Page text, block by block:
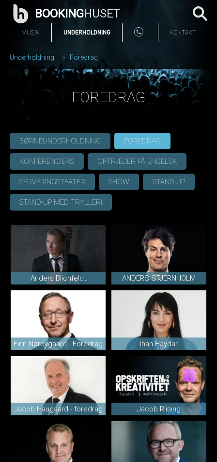
BOOKINGHUSET
MUSIK UNDERHOLDNING KONTAKT
Underholdning Foredrag
FOREDRAG
BØRNEUNDERHOLDNING FOREDRAG
KONFERENCIERS OPTRÆDER PÅ ENGELSK
SERVERINGSTEATER SHOW STAND-UP
STAND-UP MED TRYLLERI
Anders Blichfeldt ANDERS STJERNHOLM
Finn Nørbygaard - Foredrag Ihan Haydar
Jacob Haugaard - foredrag Jacob Riising